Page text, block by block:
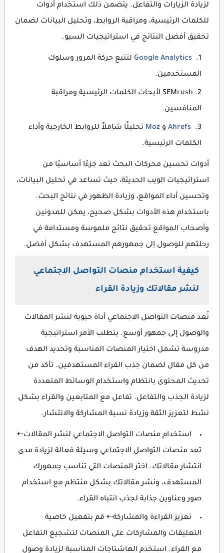
لزيادة الزيارات والتفاعل. يتضمن ذلك استخدام أدوات
للكلمات الرئيسية، ومراقبة الروابط، وتحليل البيانات لضمان
تحقيق أفضل النتائج في استراتيجيات السيو.
لتتبع حركة المرور وسلوك
المستخدمين.
SEMrush لأبحاث الكلمات الرئيسية ومراقبة
المنافسين.
Ahrefsو Moz تحليلًا شاملاً للروابط الخارجية وأداء
الكلمات الرئيسية.
أدوات تحسين محركات البحث تعد جزءًا أساسيًا من
استراتيجيات الويب الحديثة، حيث تساعد في تحليل البيانات،
وتحسين أداء المواقع، وزيادة الظهور في نتائج البحث.
باستخدام هذه الأدوات بشكل صحيح، يمكن للمدونين
وأصحاب المواقع تحقيق نتائج ملموسة ومستدامة في
رحلتهم للوصول إلى جمهورهم المستهدف بشكل أفضل.
كيفية استخدام منصات التواصل الاجتماعي
لنشر مقالاتك وزيادة القراء
تُعد منصات التواصل الاجتماعي أداة حيوية لنشر المقالات
والوصول إلى جمهور أوسع. يتطلب الأمر استراتيجية
مدروسة تشمل اختيار المنصات المناسبة وتحديد الهدف
من كل مقال لضمان جذب القراء المستهدفين. تأكد من
تحديث المحتوى بانتظام واستخدام الوسائط المتعددة
لزيادة الجذب والتفاعل. تفاعل مع المتابعين والقراء بشكل
نشط لتعزيز الثقة وزيادة نسبة المشاركة والانتشار.
استخدام منصات التواصل الاجتماعي لنشر المقالات⇠
تعد منصات التواصل الاجتماعي وسيلة فعالة لزيادة مدى
انتشار مقالاتك. اختر المنصات التي تناسب جمهورك
المستهدف، ونشر مقالاتك بشكل منتظم مع استخدام
صور وعناوين جذابة لجذب انتباه القراء.
تعزيز القراءة والمشاركة⇠ قم بتفعيل خاصية
التعليقات والمشاركات على المنصات لتشجيع التفاعل
مع القراء. استخدم الهاشتاجات المناسبة لزيادة وصول